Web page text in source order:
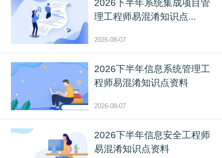
2026下半年系统集成项目管
理工程师易混淆知识点...
2026-08-07
2026下半年信息系统管理工
程师易混淆知识点资料
2026-08-07
2026下半年信息安全工程师
易混淆知识点资料